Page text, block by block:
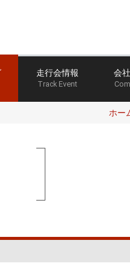
走行会情報
Track Event
会
ホー